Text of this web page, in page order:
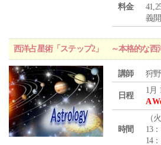
料金
義
西洋占星術「ステップ2」 ～本格的な西
講師 狩
日程
1月
A
時間
（火
13
14